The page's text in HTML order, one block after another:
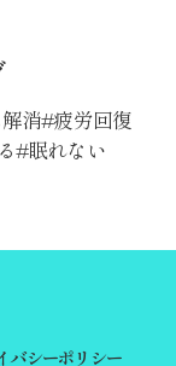
消 疲労回復
眠れない
バシーポリシー